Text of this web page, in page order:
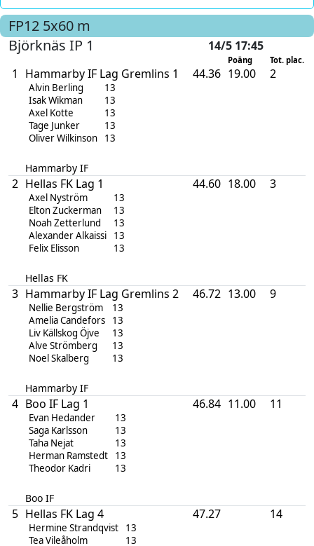
FP12 5x60 m
Björknäs IP 1
14/5 17:45
Poäng Tot. plac.
1 Hammarby IF Lag Gremlins 1
Alvin Berling
13
Isak Wikman
13
Axel Kotte
13
Tage Junker
13
Oliver Wilkinson
13
Hammarby IF
44.36 19.00 2
2 Hellas FK Lag 1
Axel Nyström
13
Elton Zuckerman
13
Noah Zetterlund
13
Alexander Alkaissi
13
Felix Elisson
13
Hellas FK
44.60 18.00 3
3 Hammarby IF Lag Gremlins 2
Nellie Bergström
13
Amelia Candefors
13
Liv Källskog Öjve
13
Alve Strömberg
13
Noel Skalberg
13
Hammarby IF
46.72 13.00 9
4 Boo IF Lag 1
Evan Hedander
13
Saga Karlsson
13
Taha Nejat
13
Herman Ramstedt
13
Theodor Kadri
13
Boo IF
46.84 11.00 11
5 Hellas FK Lag 4
Hermine Strandqvist
13
Tea Vileåholm
13
47.27 14